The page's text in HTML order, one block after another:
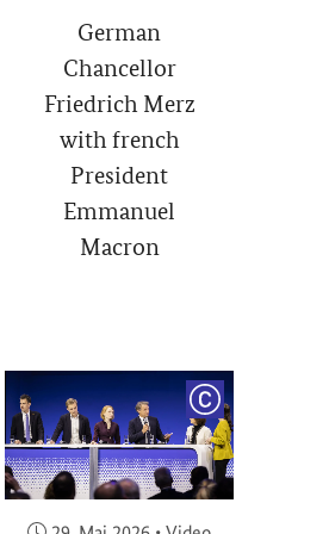
German
Chancellor
Friedrich Merz
with french
President
Emmanuel
Macron
COPYRIGHT